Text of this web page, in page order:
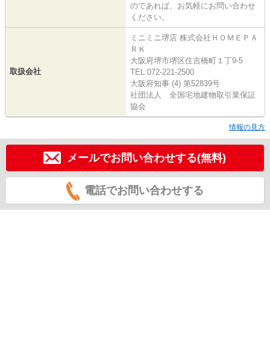
のであれば、お気軽にお問い合わせ
ください。
取扱会社
ミニミニ堺店 株式会社ＨＯＭＥＰＡ
ＲＫ
大阪府堺市堺区住吉橋町１丁9-5
TEL:072-221-2500
大阪府知事 (4) 第52839号
社団法人 全国宅地建物取引業保証
協会
情報の見方
メールでお問い合わせする(無料)
電話でお問い合わせする